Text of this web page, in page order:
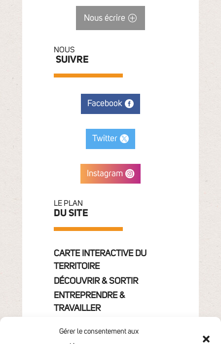
Gérer le consentement aux
Nous écrire
NOUS
SUIVRE
Facebook
Twitter
Instagram
LE PLAN
DU SITE
CARTE INTERACTIVE DU
TERRITOIRE
DÉCOUVRIR & SORTIR
ENTREPRENDRE &
TRAVAILLER